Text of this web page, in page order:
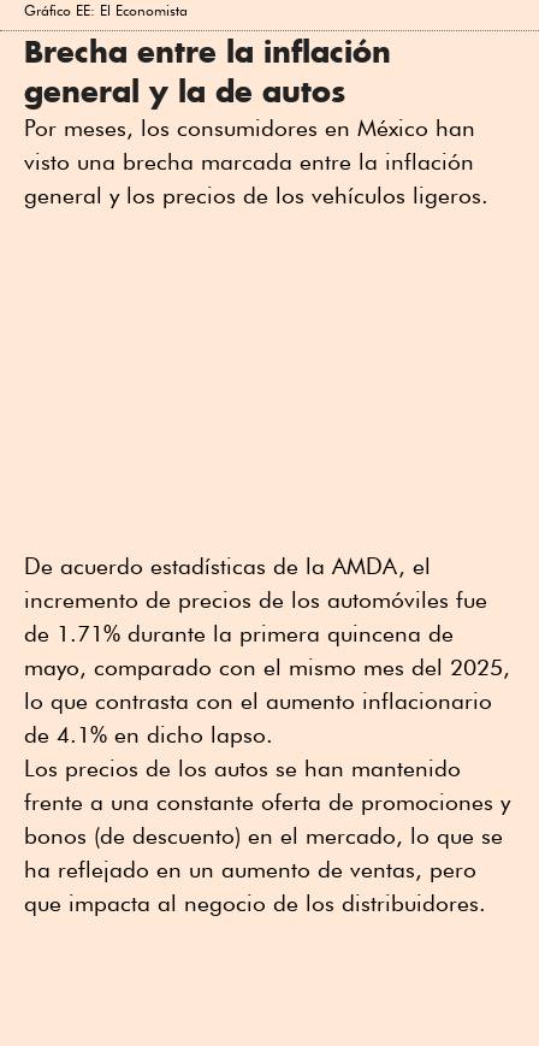
Gráfico EE: El Economista
Brecha entre la inflación
general y la de autos
Por meses, los consumidores en México han
visto una brecha marcada entre la inflación
general y los precios de los vehículos ligeros.
De acuerdo estadísticas de la AMDA, el
incremento de precios de los automóviles fue
de 1.71% durante la primera quincena de
mayo, comparado con el mismo mes del 2025,
lo que contrasta con el aumento inflacionario
de 4.1% en dicho lapso.
Los precios de los autos se han mantenido
frente a una constante oferta de promociones y
bonos (de descuento) en el mercado, lo que se
ha reflejado en un aumento de ventas, pero
que impacta al negocio de los distribuidores.